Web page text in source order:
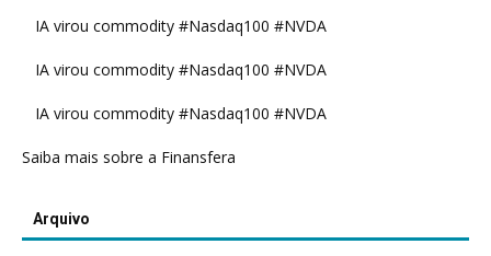
IA virou commodity #Nasdaq100 #NVDA
IA virou commodity #Nasdaq100 #NVDA
IA virou commodity #Nasdaq100 #NVDA
Saiba mais sobre a Finansfera
Arquivo